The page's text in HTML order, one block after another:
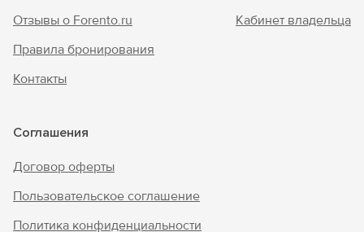
Отзывы о Forento.ru
Правила бронирования
Контакты
Кабинет владельца
Соглашения
Договор оферты
Пользовательское соглашение
Политика конфиденциальности